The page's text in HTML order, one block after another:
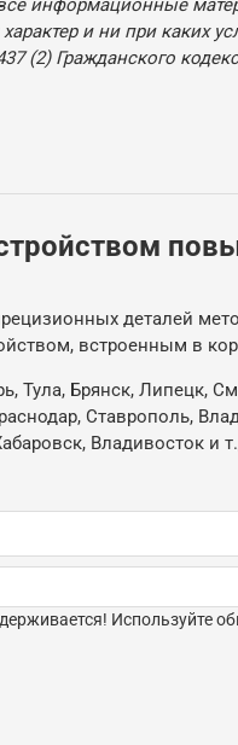
информационные
и ни при каких
(2) Гражданского
деталей
встроенным в
Тула, Брянск, Липецк,
Ставрополь,
Владивосток и
Используйте